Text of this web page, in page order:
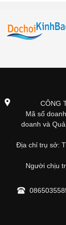
CÔNG
Mã số
doanh và
Địa chỉ trụ sở:
Người chịu